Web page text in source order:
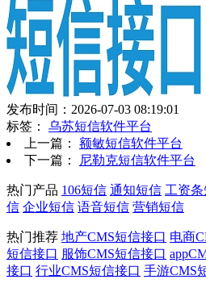
发布时间：2026-07-03 08:19:01
标签： 乌苏短信软件平台
上一篇： 额敏短信软件平台
下一篇：
尼勒克短信软件平台
热门产品 106短信 通知短信 工资
信 企业短信 语音短信 营销短信
热门推荐 地产CMS短信接口 电商
短信接口 服饰CMS短信接口
接口 行业CMS短信接口 手游CMS